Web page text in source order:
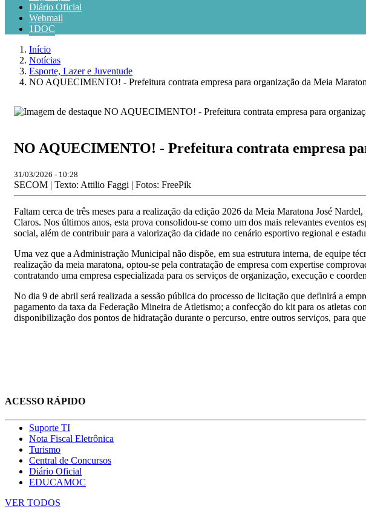
Diário Oficial
Webmail
1DOC
Início
Notícias
Esporte, Lazer e Juventude
NO AQUECIMENTO! - Prefeitura contrata empresa para organização da Meia
NO AQUECIMENTO! - Prefeitura contrata empresa
31/03/2026 - 10:28
SECOM | Texto: Attilio Faggi | Fotos: FreePik
Faltam cerca de três meses para a realização da edição 2026 da Meia Maratona José
Claros. Nos últimos anos, esta prova consolidou-se como um dos mais relevantes eventos
social, além de contribuir para a valorização da cidade no cenário esportivo regional e
Uma vez que a Administração Municipal não dispõe, em sua estrutura interna, de equipe
realização da meia maratona, optou-se pela contratação de empresa com expertise
contratando uma empresa especializada para os serviços de organização, execução e
No dia 9 de abril será realizada a sessão pública do processo de licitação que definirá a
pagamento da taxa da Federação Mineira de Atletismo; a confecção do kit para os atletas
disponibilização dos pontos de hidratação durante o percurso, entre outros serviços, para
ACESSO RÁPIDO
Suporte TI
Nota Fiscal Eletrônica
Turismo
Central de Concursos
Diário Oficial
EDUCAMOC
VER TODOS